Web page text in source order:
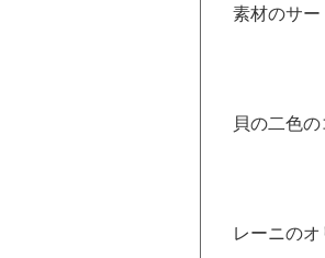
素材のサ
貝の二色
レーニの